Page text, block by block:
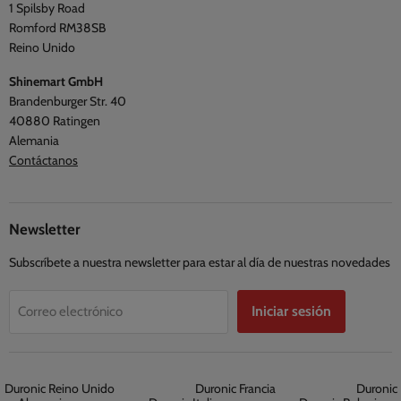
Términos y condiciones
1 Spilsby Road
Romford RM38SB
Reino Unido
Shinemart GmbH
Brandenburger Str. 40
40880 Ratingen
Alemania
Contáctanos
Newsletter
Subscríbete a nuestra newsletter para estar al día de nuestras novedades
Correo electrónico Iniciar sesión
Duronic Reino Unido Duronic Francia
Duronic